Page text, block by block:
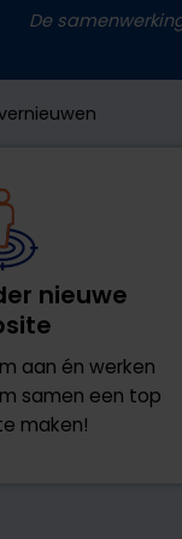
De
nieuwe
aan én werken
samen een top
maken!